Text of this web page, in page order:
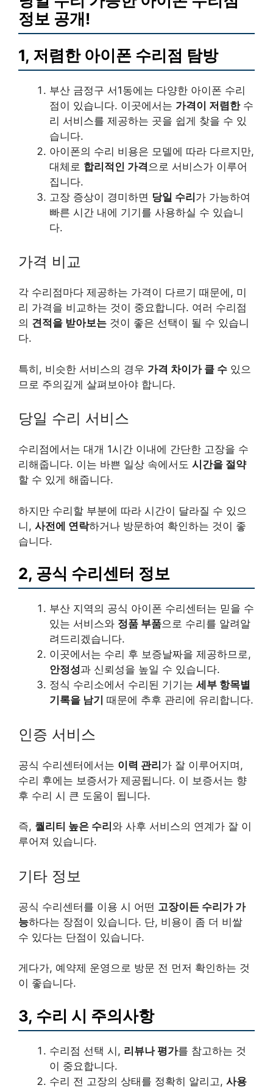
정보 공개!
1, 저렴한 아이폰 수리점 탐방
부산 금정구 서1동에는 다양한 아이폰 수리
점이 있습니다. 이곳에서는 가격이 저렴한수
리 서비스를 제공하는 곳을 쉽게 찾을 수 있
습니다.
아이폰의 수리 비용은 모델에 따라 다르지만,
대체로 합리적인 가격 으로 서비스가 이루어
집니다.
고장 증상이 경미하면 당일 수리가 가능하여
빠른 시간 내에 기기를 사용하실 수 있습니
다.
가격 비교
각 수리점마다 제공하는 가격이 다르기 때문에, 미
리 가격을 비교하는 것이 중요합니다. 여러 수리점
의 견적을 받아보는 것이 좋은 선택이 될 수 있습니
다.
특히, 비슷한 서비스의 경우 가격 차이가 클 수 있으
므로 주의깊게 살펴보아야 합니다.
당일 수리 서비스
수리점에서는 대개 1시간 이내에 간단한 고장을 수
리해줍니다. 이는 바쁜 일상 속에서도 시간을 절약
할 수 있게 해줍니다.
하지만 수리할 부분에 따라 시간이 달라질 수 있으
니, 사전에 연락하거나 방문하여 확인하는 것이 좋
습니다.
2, 공식 수리센터 정보
부산 지역의 공식 아이폰 수리센터는 믿을 수
있는 서비스와 정품 부품으로 수리를 알려알
려드리겠습니다.
이곳에서는 수리 후 보증날짜을 제공하므로,
안정성과 신뢰성을 높일 수 있습니다.
정식 수리소에서 수리된 기기는 세부 항목별
기록을 남기 때문에 추후 관리에 유리합니다.
인증 서비스
공식 수리센터에서는 이력 관리가 잘 이루어지며,
수리 후에는 보증서가 제공됩니다. 이 보증서는 향
후 수리 시 큰 도움이 됩니다.
즉, 퀄리티 높은 수리 와 사후 서비스의 연계가 잘 이
루어져 있습니다.
기타 정보
공식 수리센터를 이용 시 어떤 고장이든 수리가 가
능하다는 장점이 있습니다. 단, 비용이 좀 더 비쌀
수 있다는 단점이 있습니다.
게다가, 예약제 운영으로 방문 전 먼저 확인하는 것
이 좋습니다.
3, 수리 시 주의사항
수리점 선택 시, 리뷰나 평가를 참고하는 것
이 중요합니다.
수리 전 고장의 상태를 정확히 알리고, 사용